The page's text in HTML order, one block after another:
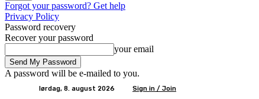
Forgot your password? Get help
Privacy Policy
Password recovery
Recover your password
your email
A password will be e-mailed to you.
lørdag, 8. august 2026 Sign in / Join